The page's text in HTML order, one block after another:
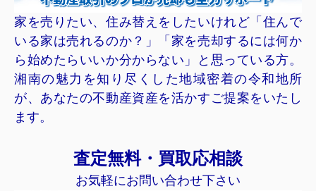
家を売りたい、住み替えをしたいけれど「住んで
いる家は売れるのか？」「家を売却するには何か
ら始めたらいいか分からない」と思っている方。
湘南の魅力を知り尽くした地域密着の令和地所
が、あなたの不動産資産を活かすご提案をいたし
ます。
査定無料・買取応相談
お気軽にお問い合わせ下さい